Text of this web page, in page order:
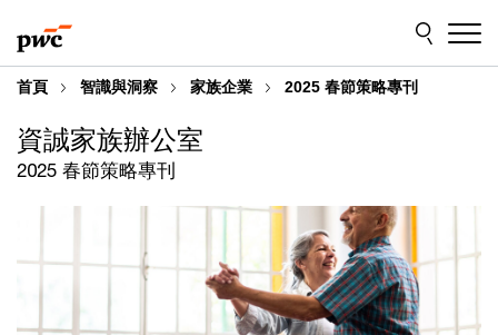
to
content
to
footer
首頁 智識與洞察 家族企業 2025 春節策略專刊
2025 春節策略專刊
資誠家族辦公室